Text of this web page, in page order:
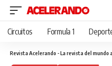
Circuitos Formula 1
Revista Acelerando - La revista del mundo